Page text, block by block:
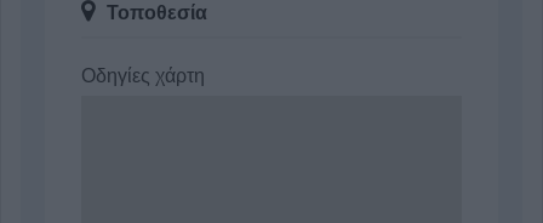
Τοποθεσία
Οδηγίες χάρτη